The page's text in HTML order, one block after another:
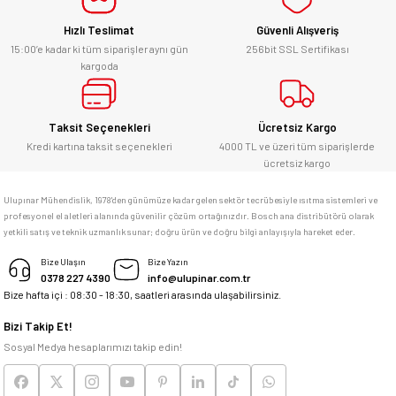
Kesinlikle orjinal ürün, güvenerek
alabilirsiniz.
E... Ü... | 10/06/2026
Bosch marka alet alacaksam kesinlikle
adresim Ulupınar.com.tr
memnun kaldım
Deneyimini Paylaş
Hızlı Teslimat
15:00’e kadar ki tüm siparişler aynı gün
kargoda
Güvenli Alışveriş
256bit SSL Sertifikası
Taksit Seçenekleri
Kredi kartına taksit seçenekleri
Ücretsiz Kargo
4000 TL ve üzeri tüm siparişlerde
ücretsiz kargo
Ulupınar Mühendislik, 1978'den günümüze kadar gelen sektör tecrübesiyle ısıtma sistemleri ve
profesyonel el aletleri alanında güvenilir çözüm ortağınızdır. Bosch ana distribütörü olarak
yetkili satış ve teknik uzmanlık sunar; doğru ürün ve doğru bilgi anlayışıyla hareket eder.
Bize Ulaşın
0378 227 4390
Bize Yazın
info@ulupinar.com.tr
Bize hafta içi : 08:30 - 18:30, saatleri arasında ulaşabilirsiniz.
Bizi Takip Et!
Sosyal Medya hesaplarımızı takip edin!